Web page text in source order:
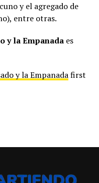
y el agregado de
entre otras.
y la Empanadaes
y la Empanadafirst